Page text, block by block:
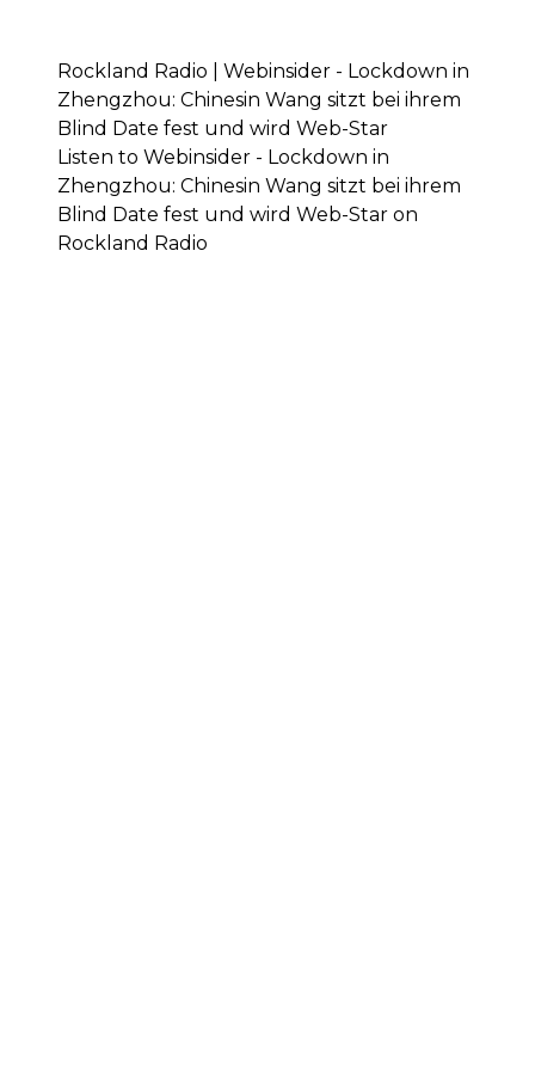
Rockland Radio | Webinsider - Lockdown in
Zhengzhou: Chinesin Wang sitzt bei ihrem
Blind Date fest und wird Web-Star
Listen to Webinsider - Lockdown in
Zhengzhou: Chinesin Wang sitzt bei ihrem
Blind Date fest und wird Web-Star on
Rockland Radio